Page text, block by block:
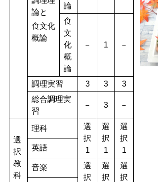
論と
食文化
概論
論
食
文
化
概
論
－ 1 －
調理実習 3 3
3
総合調理実
習
－ 3 －
選
択
教
科
理科
選
択
1
選
択
1
選
択
1
英語
音楽
選
択
選
択
選
択